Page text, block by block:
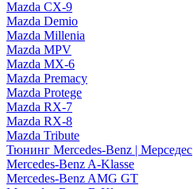
Mazda CX-9
Mazda Demio
Mazda Millenia
Mazda MPV
Mazda MX-6
Mazda Premacy
Mazda Protege
Mazda RX-7
Mazda RX-8
Mazda Tribute
Тюнинг Mercedes-Benz | Мерседес
Mercedes-Benz A-Klasse
Mercedes-Benz AMG GT